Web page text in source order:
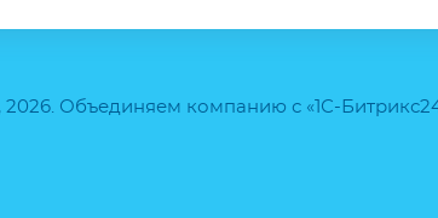
2026. Объединяем компанию с «1С-